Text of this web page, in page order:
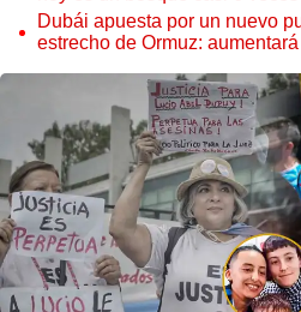
Parque de las Leyendas
Dubái apuesta por un nuevo
estrecho de Ormuz: